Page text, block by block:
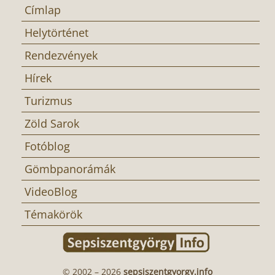
Címlap
Helytörténet
Rendezvények
Hírek
Turizmus
Zöld Sarok
Fotóblog
Gömbpanorámák
VideoBlog
Témakörök
© 2002 – 2026 sepsiszentgyorgy.info